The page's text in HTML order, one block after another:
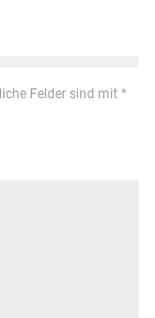
Felder sind mit *